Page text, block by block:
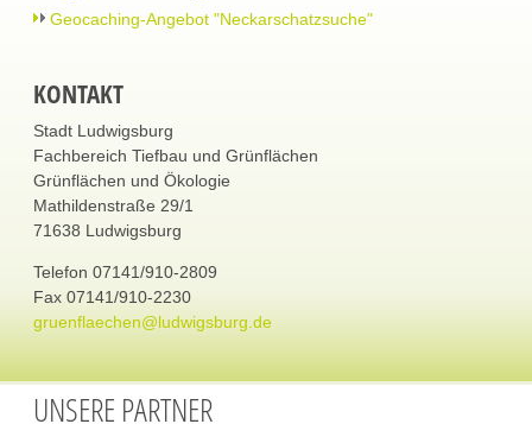
Geocaching-Angebot "Neckarschatzsuche"
KONTAKT
Stadt Ludwigsburg
Fachbereich Tiefbau und Grünflächen
Grünflächen und Ökologie
Mathildenstraße 29/1
71638 Ludwigsburg
Telefon 07141/910-2809
Fax 07141/910-2230
gruenflaechen@ludwigsburg.de
UNSERE PARTNER